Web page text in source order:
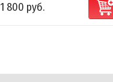
1 800 руб.